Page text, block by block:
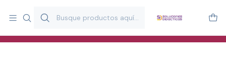
y estimulación infantil en Chile.
Especialistas en recursos educativos para aulas, terapeutas y